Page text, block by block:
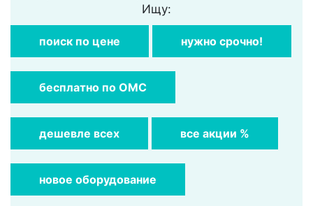
Ищу:
поиск по цене нужно срочно!
бесплатно по ОМС
дешевле всех все акции %
новое оборудование